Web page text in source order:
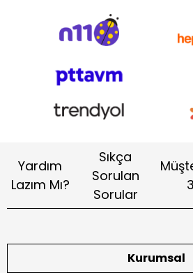
Yardım
Lazım Mı?
Sıkça
Sorulan
Sorular
Kurumsal